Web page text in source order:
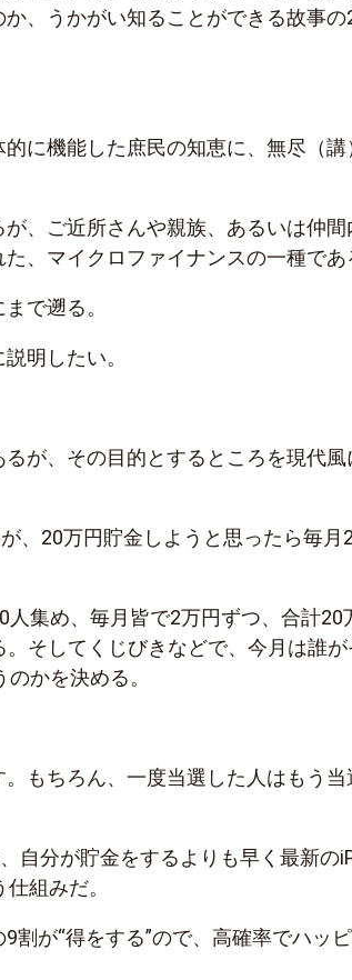
、うかがい知ることができる故事の
に機能した庶民の知恵に、無尽（講
、ご近所さんや親族、あるいは仲間
、マイクロファイナンスの一種であ
で遡る。
明したい。
が、その目的とするところを現代風
、20万円貯金しようと思ったら毎月
集め、毎月皆で2万円ずつ、合計20
そしてくじびきなどで、今月は誰が
かを決める。
もちろん、一度当選した人はもう当
自分が貯金をするよりも早く最新の
組みだ。
割が“得をする”ので、高確率でハッ